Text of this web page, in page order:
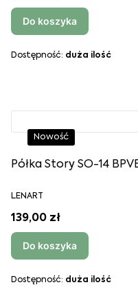
Do koszyka
Dostępność: duża ilość
Nowość
Półka Story SO-14
LENART
139,00 zł
Do koszyka
Dostępność: duża ilość